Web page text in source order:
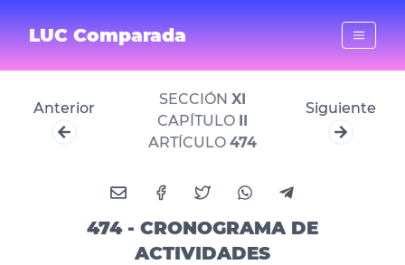
LUC Comparada
Anterior
SECCIÓN XI
CAPÍTULO II
ARTÍCULO 474
Siguiente
474 - CRONOGRAMA DE
ACTIVIDADES